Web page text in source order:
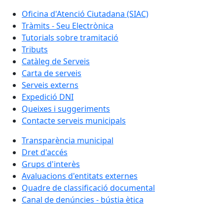
Oficina d'Atenció Ciutadana (SIAC)
Tràmits - Seu Electrònica
Tutorials sobre tramitació
Tributs
Catàleg de Serveis
Carta de serveis
Serveis externs
Expedició DNI
Queixes i suggeriments
Contacte serveis municipals
Transparència municipal
Dret d'accés
Grups d'interès
Avaluacions d'entitats externes
Quadre de classificació documental
Canal de denúncies - bústia ètica